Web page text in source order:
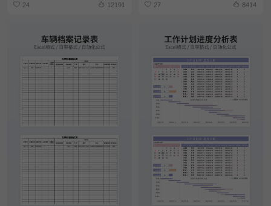
24 12191 27 8414